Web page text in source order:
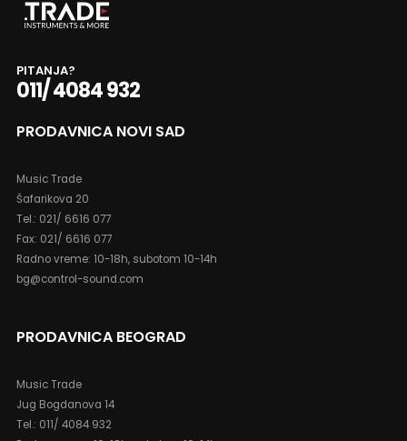
PITANJA?
011/ 4084 932
PRODAVNICA NOVI SAD
Music Trade
Šafarikova 20
Tel.: 021/ 6616 077
Fax: 021/ 6616 077
Radno vreme: 10-18h, subotom 10-14h
bg@control-sound.com
PRODAVNICA BEOGRAD
Music Trade
Jug Bogdanova 14
Tel.: 011/ 4084 932